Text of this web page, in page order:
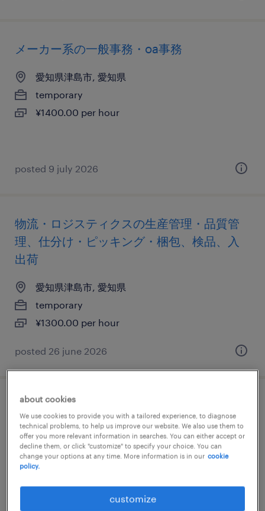
メーカー系の一般事務・oa事務
愛知県津島市, 愛知県
temporary
¥1400.00 per hour
posted 9 july 2026
物流・ロジスティクスの生産管理・品質管
理、仕分け・ピッキング・梱包、検品、入
出荷
愛知県津島市, 愛知県
temporary
¥1300.00 per hour
posted 26 june 2026
医薬品・医療機器の個配・宅配・ルート・
配送、中型トラック、準中型免許、中型免
許
愛知県津島市, 愛知県
temporary
¥1500.00 per hour
about cookies
We use cookies to provide you with a tailored experience, to diagnose
technical problems, to help us improve our website. We also use them to
offer you more relevant information in searches. You can either accept or
decline them, or click "customize" to specify your choice. You can
change your options at any time. More information is in our cookie
policy.
customize